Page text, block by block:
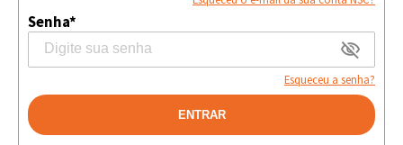
Senha*
Esqueceu a senha?
ENTRAR